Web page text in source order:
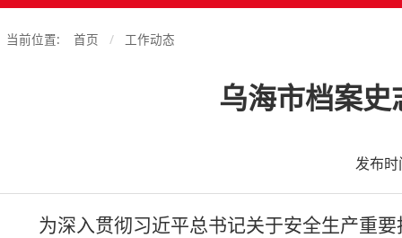
当前位置: 首页 工作动态
乌海市档案
发布
为深入贯彻习近平总书记关于安全生产重